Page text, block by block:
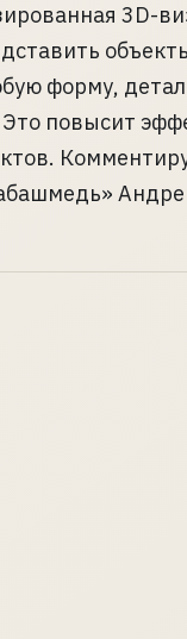
3D-
форму,
повысит